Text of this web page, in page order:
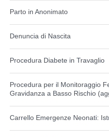
Parto in Anonimato
Denuncia di Nascita
Procedura Diabete in Travaglio
Procedura per il Monitoraggio
Gravidanza a Basso Rischio
Carrello Emergenze Neonati: